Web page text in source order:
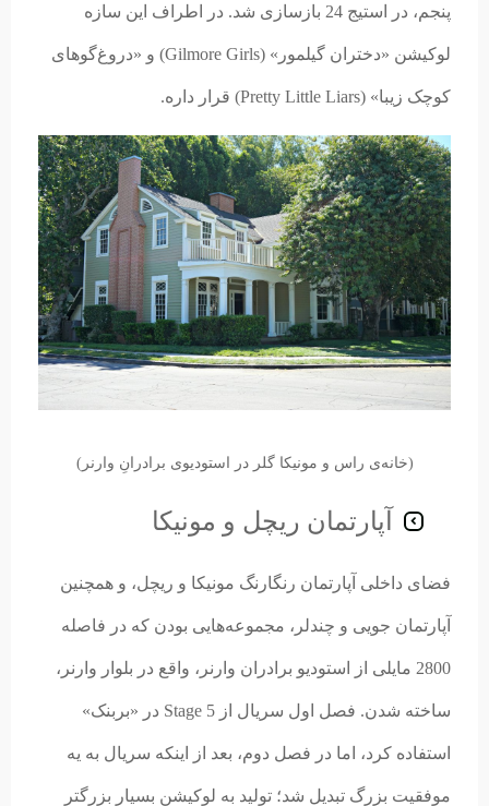
پنجم، در استیج 24 بازسازی شد. در اطراف این سازه
لوکیشن «دختران گیلمور» (Gilmore Girls) و «دروغ‌گوهای
کوچک زیبا» (Pretty Little Liars) قرار داره.
(خانه‌ی راس و مونیکا گلر در استودیو‌ی برادرانِ وارنر)
آپارتمان ریچل و مونیکا
فضای داخلی آپارتمان رنگارنگ مونیکا و ریچل، و همچنین
آپارتمان جویی و چندلر، مجموعه‌هایی بودن که در فاصله
2800 مایلی از استودیو برادران وارنر، واقع در بلوار وارنر،
ساخته شدن. فصل اول سریال از Stage 5 در «بربنک»
استفاده کرد، اما در فصل دوم، بعد از اینکه سریال به یه
موفقیت بزرگ تبدیل شد؛ تولید به لوکیشنِ بسیار بزرگتر